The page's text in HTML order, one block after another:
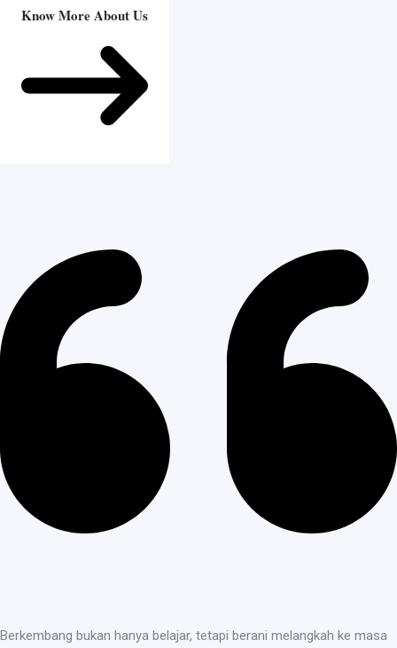
Know More About Us
Berkembang bukan hanya belajar, tetapi berani melangkah ke masa